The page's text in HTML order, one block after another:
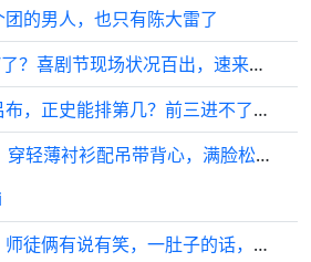
的男人，也只有陈大雷了
沈腾马丽澳门“不装”了？喜剧节现场状况百出，速来围观！
演义中武力第一的吕布，正史能排第几？前三进不了，前五有可能
54岁吴越低调庆生，穿轻薄衬衫配吊带背心，满脸松弛好有少年气
孙颖莎邱贻可同框！师徒俩有说有笑，一肚子的话，画面好温馨